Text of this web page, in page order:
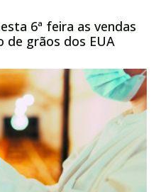
6ª feira as vendas
de grãos dos EUA